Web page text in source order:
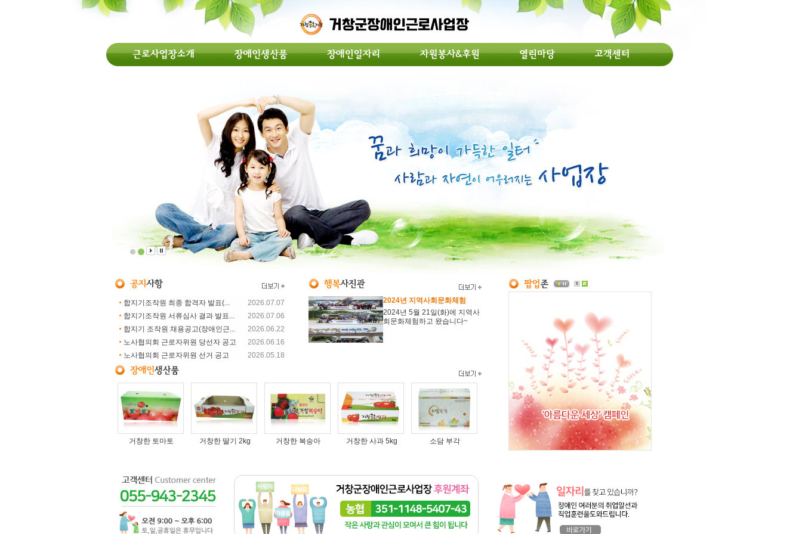
합지기조작원 최종 합격자 발표(...
2026.07.07
합지기조작원 서류심사 결과 발표...
2026.07.06
합지기 조작원 채용공고(장애인근...
2026.06.22
노사협의회 근로자위원 당선자 공고
2026.06.16
노사협의회 근로자위원 선거 공고
2026.05.18
2024년 지역사회문화체험
2024년 5월 21일(화)에 지역사
회문화체험하고 왔습니다~
거창한 토마토 거창한 딸기 2kg 거창한 복숭아 거창한 사과 5kg 소담 부각